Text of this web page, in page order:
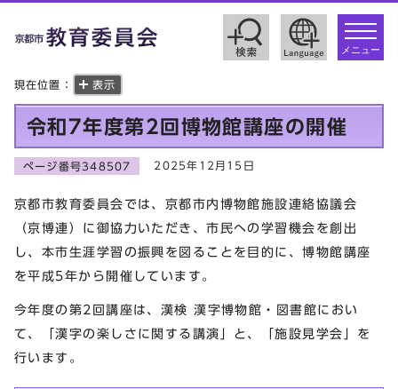
toggle
メニュー
現在位置： 表示
令和7年度第2回博物館講座の開催
ページ番号348507 2025年12月15日
京都市教育委員会では、京都市内博物館施設連絡協議会
（京博連）に御協力いただき、市民への学習機会を創出
し、本市生涯学習の振興を図ることを目的に、博物館講座
を平成5年から開催しています。
今年度の第2回講座は、漢検 漢字博物館・図書館におい
て、「漢字の楽しさに関する講演」と、「施設見学会」を
行います。